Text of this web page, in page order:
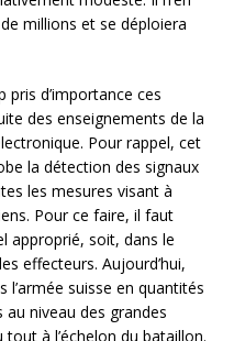
millions et se déploiera
d’importance ces
des enseignements de la
Pour rappel, cet
la détection des signaux
les mesures visant à
Pour ce faire, il faut
approprié, soit, dans le
effecteurs. Aujourd’hui,
suisse en quantités
niveau des grandes
à l’échelon du bataillon.